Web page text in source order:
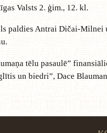
Valsts 2. ģim., 12. kl.
Antrai Dičai-Milnei
tēlu pasaulē”
un biedri”, Dace